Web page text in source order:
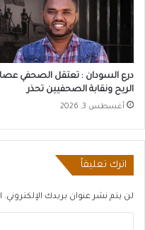
درع السودان : تعتقل الصحفي
الريح ونقابة الصحفيين تحذر
أغسطس 3, 2026
اترك تعليقاً
لن يتم نشر عنوان بريدك الإلكتروني.